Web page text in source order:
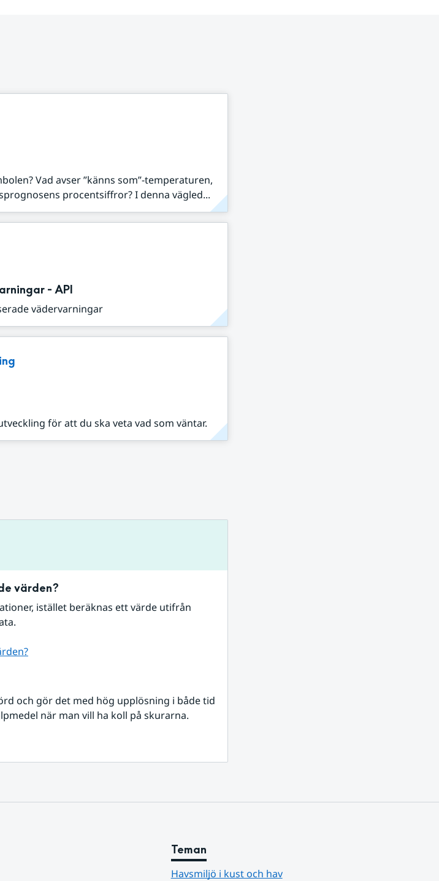
Vad avser ”känns som”-temperaturen,
procentsiffror? I denna vägled...
- API
vädervarningar
för att du ska veta vad som väntar.
värden?
istället beräknas ett värde utifrån
och gör det med hög upplösning i både tid
när man vill ha koll på skurarna.
Teman
Havsmiljö i kust och hav